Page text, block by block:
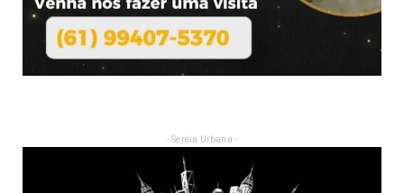
- Sereia Urbana -